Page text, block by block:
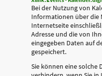
Bei der Nutzung von
Informationen über die
Internetseite
Adresse und die von
eingegeben Daten auf
gespeichert.
Sie können eine solche